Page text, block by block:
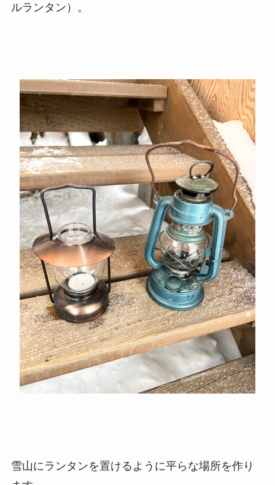
ルランタン）。
雪山にランタンを置けるように平らな場所を作り